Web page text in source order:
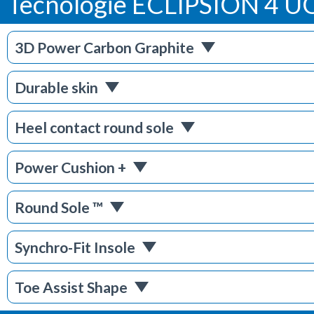
3D Power Carbon Graphite
Durable skin
Heel contact round sole
Power Cushion +
Round Sole ™
Synchro-Fit Insole
Toe Assist Shape